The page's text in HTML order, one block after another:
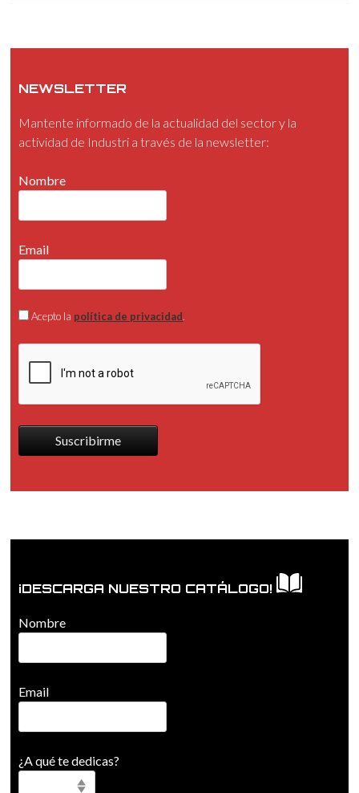
NEWSLETTER
Mantente informado de la actualidad del sector y la
actividad de Industri a través de la newsletter:
Nombre
Email
Acepto la política de privacidad.
Suscribirme
¡DESCARGA NUESTRO CATÁLOGO!
Nombre
Email
¿A qué te dedicas?